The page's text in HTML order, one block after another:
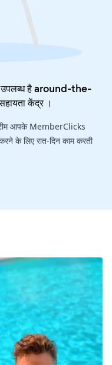
है around-the-
केंद्र।
टीम आपके MemberClicks
के लिए रात-दिन काम करती